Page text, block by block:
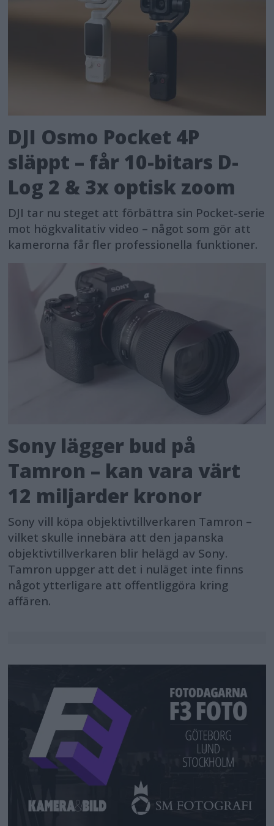
DJI Osmo Pocket 4P
släppt – får 10-bitars D-
Log 2 & 3x optisk zoom
DJI tar nu steget att förbättra sin Pocket-serie
mot högkvalitativ video – något som gör att
kamerorna får fler professionella funktioner.
Sony lägger bud på
Tamron – kan vara värt
12 miljarder kronor
Sony vill köpa objektivtillverkaren Tamron –
vilket skulle innebära att den japanska
objektivtillverkaren blir helägd av Sony.
Tamron uppger att det i nuläget inte finns
något ytterligare att offentliggöra kring
affären.